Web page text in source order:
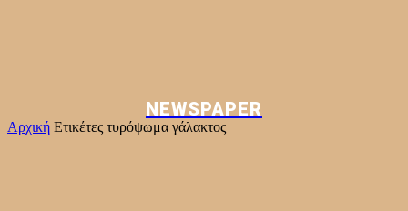
NEWSPAPER
Αρχική Ετικέτες τυρόψωμα γάλακτος